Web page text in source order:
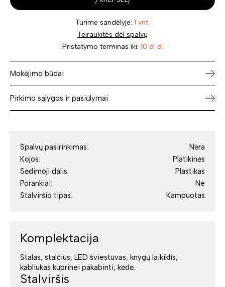
Turime sandėlyje: 1 vnt.
Teiraukitės dėl spalvų
Pristatymo terminas iki: 10 d. d.
Mokėjimo būdai
Pirkimo sąlygos ir pasiūlymai
Spalvų pasirinkimas:
Nėra
Kojos:
Platikinės
Sėdimoji dalis:
Plastikas
Porankiai:
Ne
Stalviršio tipas:
Kampuotas
Komplektacija
Stalas, stalčius, LED šviestuvas, knygų laikiklis,
kabliukas kuprinei pakabinti, kėdė.
Stalviršis